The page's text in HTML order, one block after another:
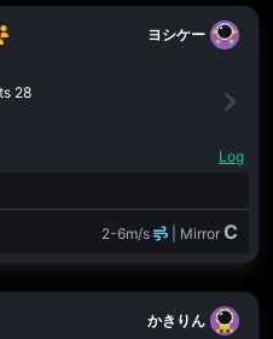
ヨシケー
28
Log
2-6m/s | Mirror C
かきりん